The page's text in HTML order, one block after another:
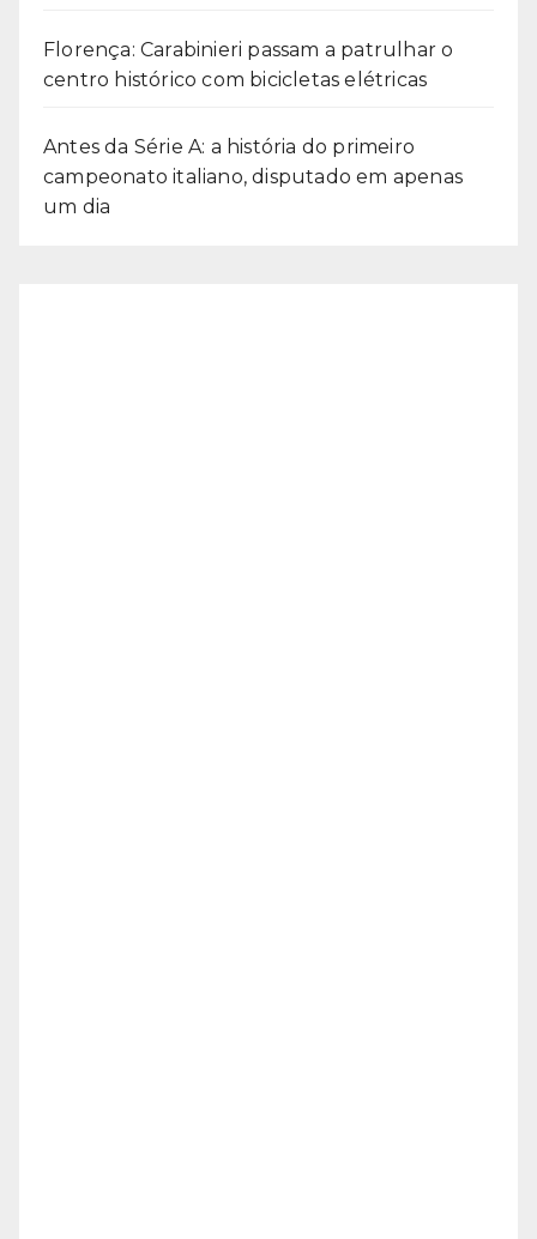
Florença: Carabinieri passam a patrulhar o
centro histórico com bicicletas elétricas
Antes da Série A: a história do primeiro
campeonato italiano, disputado em apenas
um dia